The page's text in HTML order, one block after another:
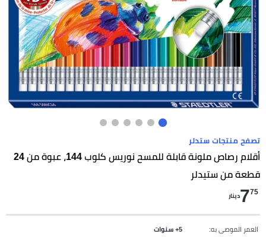
تصفح منتجات ستدلر
أقلام رصاص ملونة قابلة للمسح نوريس كلوب 144، عبوة من 24
قطعة من ستيدلر
775 دينار
العمر الموصى به: 5+ سنوات